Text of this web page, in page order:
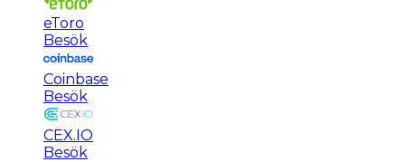
eToro
Besök
Coinbase
Besök
CEX.IO
Besök